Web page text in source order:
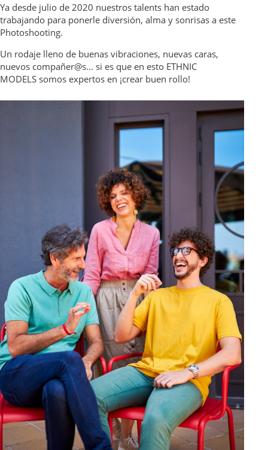
Ya desde julio de 2020 nuestros talents han estado
trabajando para ponerle diversión, alma y sonrisas a este
Photoshooting.
Un rodaje lleno de buenas vibraciones, nuevas caras,
nuevos compañer@s... si es que en esto ETHNIC
MODELS somos expertos en ¡crear buen rollo!